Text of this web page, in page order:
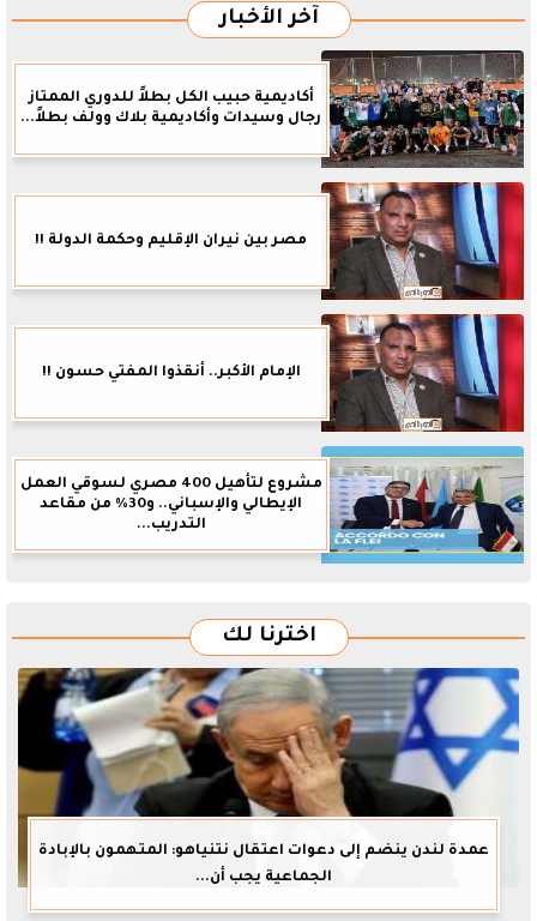
آخر الأخبار
أكاديمية حبيب الكل بطلاً للدوري الممتاز
رجال وسيدات وأكاديمية بلاك وولف بطلاً...
مصر بين نيران الإقليم وحكمة الدولة !!
الإمام الأكبر.. أنقذوا المفتي حسون !!
مشروع لتأهيل 400 مصري لسوقي العمل
الإيطالي والإسباني.. و30% من مقاعد
التدريب...
اخترنا لك
عمدة لندن ينضم إلى دعوات اعتقال نتنياهو: المتهمون بالإبادة
الجماعية يجب أن...